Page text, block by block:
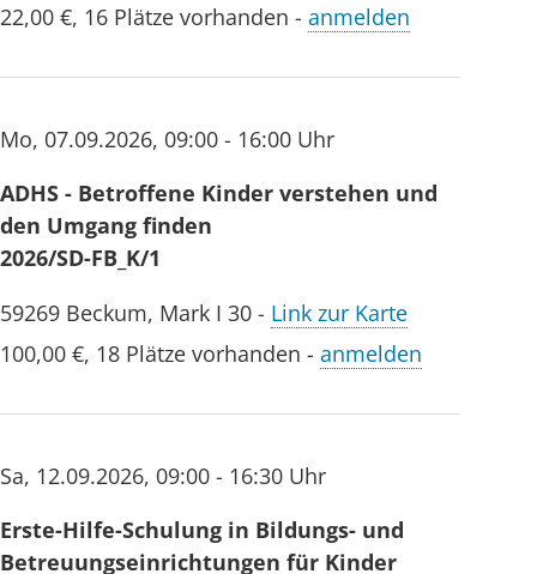
Kommunikation
verstehen,
Elterntypen
Bedürfnisse
Wenn Worte
meine
Sprache
wären ....
Praxisorientierte
Sprachförderung
Ein interaktiver
Fallsupervision
- lebendig,
alltagsnah &
Das
Institut für
22,00 €, 16 Plätze vorhanden - anmelden
Mo, 07.09.2026, 09:00 - 16:00 Uhr
ADHS - Betroffene Kinder verstehen und
den Umgang finden
2026/SD-FB_K/1
59269 Beckum, Mark I 30 - Link zur Karte
100,00 €, 18 Plätze vorhanden - anmelden
Sa, 12.09.2026, 09:00 - 16:30 Uhr
Erste-Hilfe-Schulung in Bildungs- und
Betreuungseinrichtungen für Kinder